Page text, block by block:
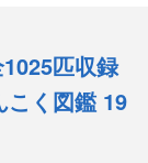
e
匹収録
こく図鑑 19